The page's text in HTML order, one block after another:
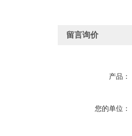
留言询价
产品：
您的单位：